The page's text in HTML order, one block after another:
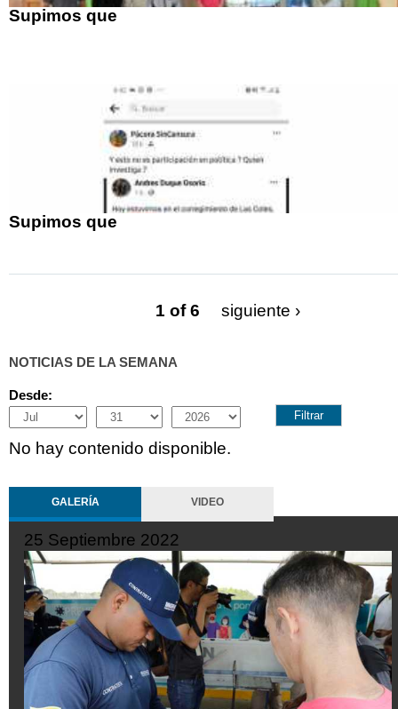
Supimos que
Supimos que
1 of 6 siguiente ›
NOTICIAS DE LA SEMANA
Desde:
Month
Day Year
No hay contenido disponible.
GALERÍA VIDEO
19 Septiembre 2022